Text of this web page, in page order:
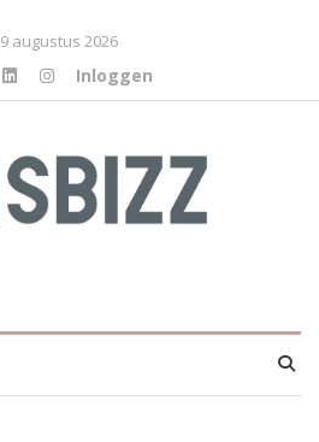
9 augustus 2026
Inloggen